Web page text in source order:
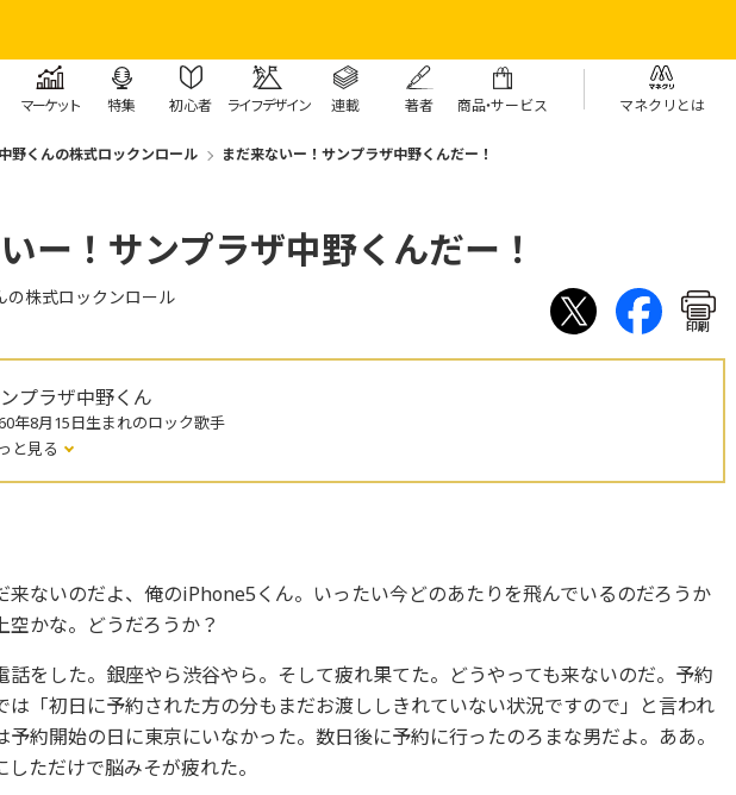
マーケット 特集 初心者 ライフデザイン 連載 著者 商品・サービス マネクリとは
野くんの株式ロックンロール まだ来ないー！サンプラザ中野くんだー！
ー！サンプラザ中野くんだー！
の株式ロックンロール
印刷
プラザ中野くん
年8月15日生まれのロック歌手
と見る
来ないのだよ、俺のiPhone5くん。いったい今どのあたりを飛んでいるのだろうか
空かな。どうだろうか？
話をした。銀座やら渋谷やら。そして疲れ果てた。どうやっても来ないのだ。予約
は「初日に予約された方の分もまだお渡ししきれていない状況ですので」と言われ
予約開始の日に東京にいなかった。数日後に予約に行ったのろまな男だよ。ああ。
しただけで脳みそが疲れた。